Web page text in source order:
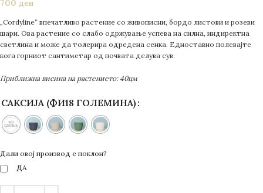
700 ден
„Cordylinе“ впечатливо растение со живописни, бордо листови и розеви
шари. Ова растение со слабо одржување успева на силна, индиректна
светлина и може да толерира одредена сенка. Едноставно полевајте
кога горниот сантиметар од почвата делува сув.
Приближна висина на растението: 40цм
САКСИЈА (ФИ18 ГОЛЕМИНА)
Дали овој производ е поклон?
ДА